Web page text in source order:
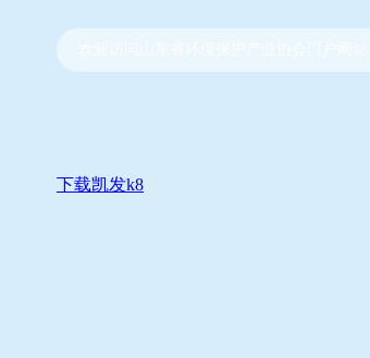
下载凯发k8